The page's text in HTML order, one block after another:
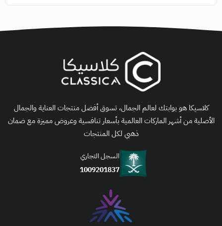
كلاسيكا هو بوابتك لعالم الجمال، تسوق أفضل منتجات العناية والجمال
الأصلية من أشهر الماركات العالمية بأسعار تنافسية وعروض مميزة مع ضمان
ذهبي لكل المنتجات
السجل التجاري
1009201837